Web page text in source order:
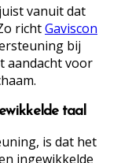
vanuit dat
richtGaviscon
bij
aandacht voor
taal
is dat het
ingewikkelde